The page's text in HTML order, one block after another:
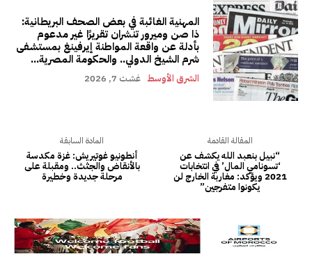
المهنية الغائبة في بعض الصحف البريطانية:
ذا صن وميرور تنشران تقريرًا غير مدعوم
بأدلة عن واقعة المواطنة إيرفينغ بمستشفى
شرم الشيخ الدولي.. والحكومة المصرية...
الشرق الأوسط غشت 7, 2026
المادة السابقة
أنطونيو غوتيريش: غزة مكدسة
بالأنقاض والجثث.. ومقبلة على
مرحلة جديدة وخطيرة
المقالة القادمة
“نبيل بنعبد الله يكشف عن
‘تسونامي المال’ في انتخابات
2021 ويؤكد: مغاربة الخارج لن
يكونوا متفرجين”